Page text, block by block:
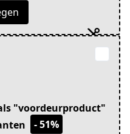
"voordeurproduct"
- 51%